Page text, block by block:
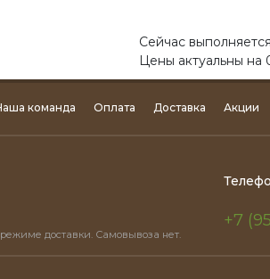
Сейчас
Цены актуальны на
команда Оплата Доставка Акции
доставки. Самовывоза нет.
+7